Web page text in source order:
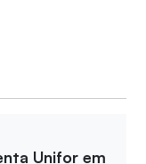
Unifor em